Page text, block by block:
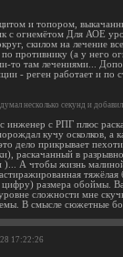
и топором,
с огнемётом Для АОЕ
скилом на лечение
противнику (а у него
то там лечениями...
- реген работает и по
несколько секунд и
инженер с РПГ плюс
кучу осколков, а
дело прикрывает
раскачанный в
)... А чтобы жизнь
размера обоймы.
сложности мне
В смысле сюжетные
28 17:22:26